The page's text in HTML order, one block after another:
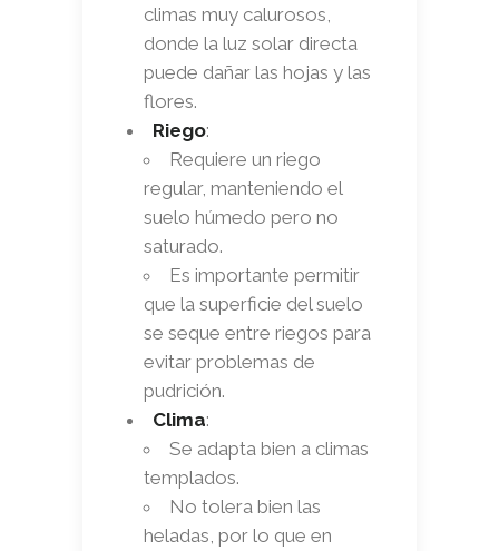
climas muy calurosos,
donde la luz solar directa
puede dañar las hojas y las
flores.
Riego:
Requiere un riego
regular, manteniendo el
suelo húmedo pero no
saturado.
Es importante permitir
que la superficie del suelo
se seque entre riegos para
evitar problemas de
pudrición.
Clima:
Se adapta bien a climas
templados.
No tolera bien las
heladas, por lo que en